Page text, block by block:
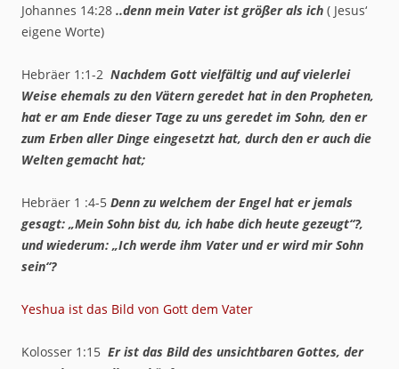
Johannes 14:28 ..denn mein Vater ist größer als ich ( Jesus‘
eigene Worte)
Hebräer 1:1-2 Nachdem Gott vielfältig und auf vielerlei
Weise ehemals zu den Vätern geredet hat in den Propheten,
hat er am Ende dieser Tage zu uns geredet im Sohn, den er
zum Erben aller Dinge eingesetzt hat, durch den er auch die
Welten gemacht hat;
Hebräer 1 :4-5 Denn zu welchem der Engel hat er jemals
gesagt: „Mein Sohn bist du, ich habe dich heute gezeugt“?,
und wiederum: „Ich werde ihm Vater und er wird mir Sohn
sein“?
Yeshua ist das Bild von Gott dem Vater
Kolosser 1:15 Er ist das Bild des unsichtbaren Gottes, der